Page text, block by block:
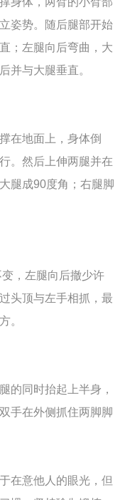
姿势。随后腿部开始
；左腿向后弯曲，大
并与大腿垂直。
在地面上，身体倒
。然后上伸两腿并在
腿成90度角；右腿脚
，左腿向后撤少许
头顶与左手相抓，最
。
的同时抬起上半身，
手在外侧抓住两脚脚
在意他人的眼光，但